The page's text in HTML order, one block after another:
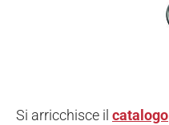
Si arricchisce il catalogo